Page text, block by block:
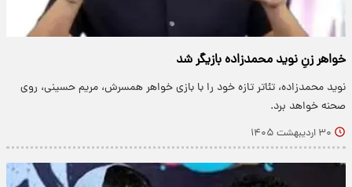
خواهر زنِ نوید محمدزاده بازیگر شد
نوید محمدزاده، تئاتر تازه خود را با بازی خواهر همسرش، مریم حسینی، روی
صحنه خواهد برد.
۳۰ اردیبهشت ۱۴۰۵